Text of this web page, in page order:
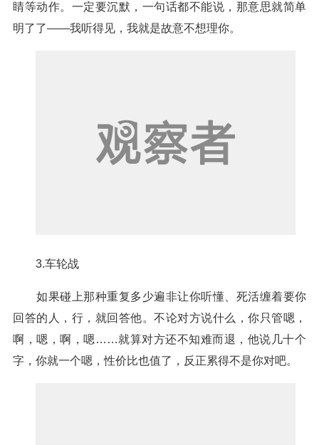
睛等动作。一定要沉默，一句话都不能说，那意思就简单
明了了——我听得见，我就是故意不想理你。
3.车轮战
如果碰上那种重复多少遍非让你听懂、死活缠着要你
回答的人，行，就回答他。不论对方说什么，你只管嗯，
啊，嗯，啊，嗯……就算对方还不知难而退，他说几十个
字，你就一个嗯，性价比也值了，反正累得不是你对吧。